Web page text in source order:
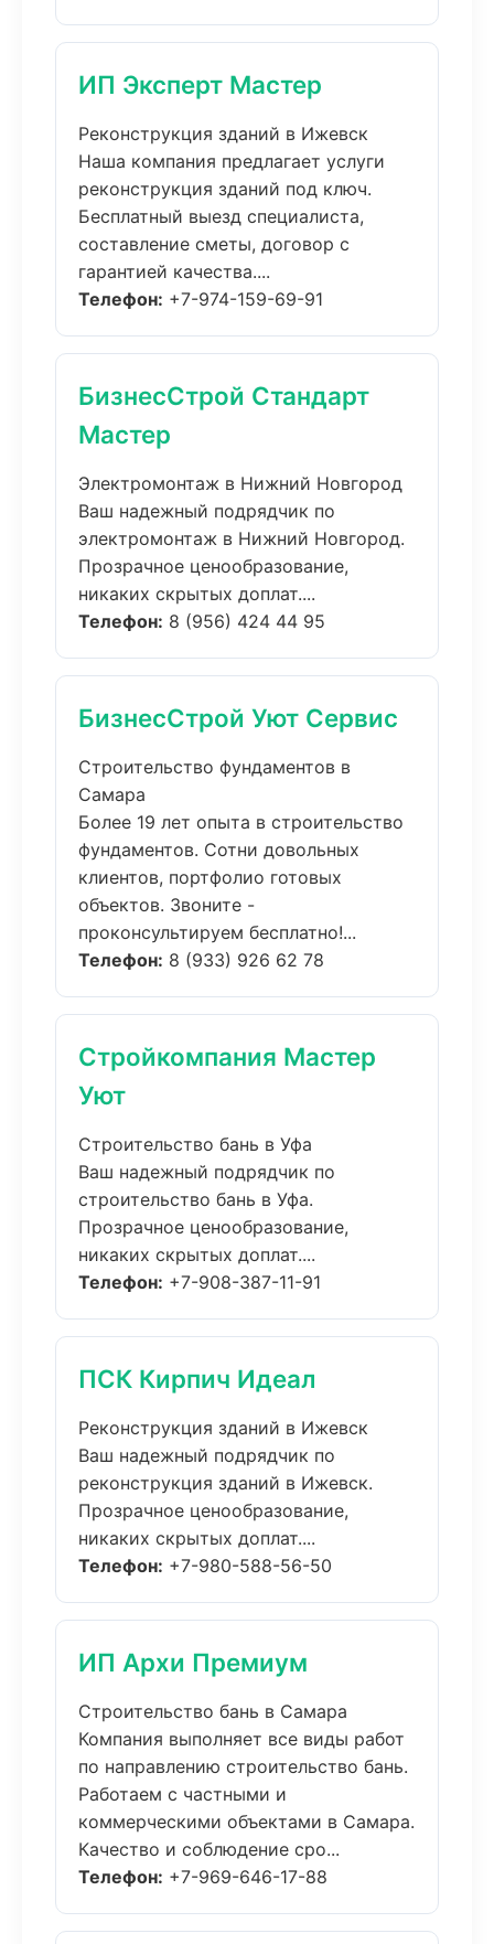
ИП Эксперт Мастер
Реконструкция зданий в Ижевск
Наша компания предлагает услуги
реконструкция зданий под ключ.
Бесплатный выезд специалиста,
составление сметы, договор с
гарантией качества....
Телефон: +7-974-159-69-91
БизнесСтрой Стандарт
Мастер
Электромонтаж в Нижний Новгород
Ваш надежный подрядчик по
электромонтаж в Нижний Новгород.
Прозрачное ценообразование,
никаких скрытых доплат....
Телефон: 8 (956) 424 44 95
БизнесСтрой Уют Сервис
Строительство фундаментов в
Самара
Более 19 лет опыта в строительство
фундаментов. Сотни довольных
клиентов, портфолио готовых
объектов. Звоните -
проконсультируем бесплатно!...
Телефон: 8 (933) 926 62 78
Стройкомпания Мастер
Уют
Строительство бань в Уфа
Ваш надежный подрядчик по
строительство бань в Уфа.
Прозрачное ценообразование,
никаких скрытых доплат....
Телефон: +7-908-387-11-91
ПСК Кирпич Идеал
Реконструкция зданий в Ижевск
Ваш надежный подрядчик по
реконструкция зданий в Ижевск.
Прозрачное ценообразование,
никаких скрытых доплат....
Телефон: +7-980-588-56-50
ИП Архи Премиум
Строительство бань в Самара
Компания выполняет все виды работ
по направлению строительство бань.
Работаем с частными и
коммерческими объектами в Самара.
Качество и соблюдение сро...
Телефон: +7-969-646-17-88